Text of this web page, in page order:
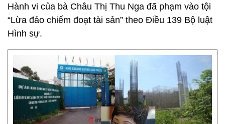
Hành vi của bà Châu Thị Thu Nga đã phạm vào tội
“Lừa đảo chiếm đoạt tài sản” theo Điều 139 Bộ luật
Hình sự.